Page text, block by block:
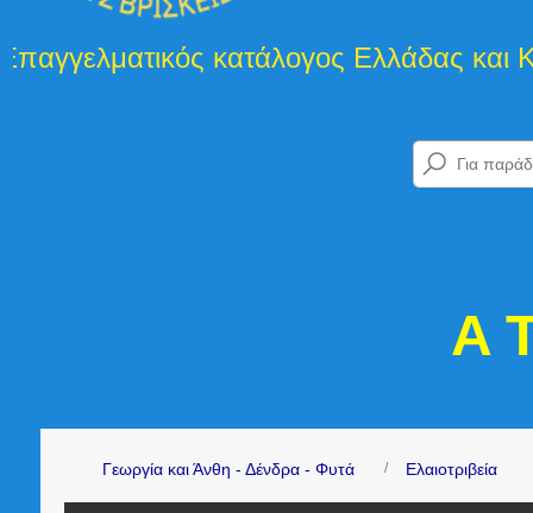
κατάλογος Ελλάδας και Κύπρου
A
Γεωργία και Άνθη - Δένδρα - Φυτά Ελαιοτριβεία